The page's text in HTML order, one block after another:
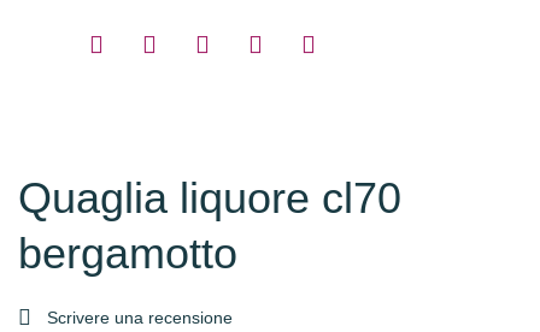
Quaglia liquore cl70
bergamotto
 Scrivere una recensione